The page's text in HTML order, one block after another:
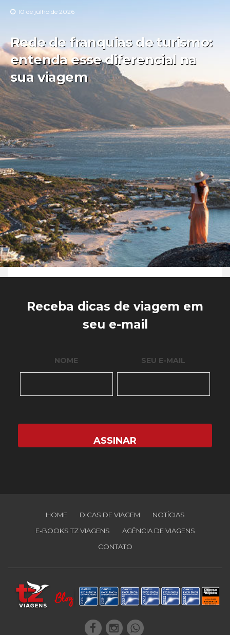
10 de julho de 2026
Rede de franquias de turismo:
entenda esse diferencial na
sua viagem
Receba dicas de viagem em
seu e-mail
NOME SEU E-MAIL
HOME DICAS DE VIAGEM
NOTÍCIAS
E-BOOKS TZ VIAGENS
AGÊNCIA DE VIAGENS
CONTATO